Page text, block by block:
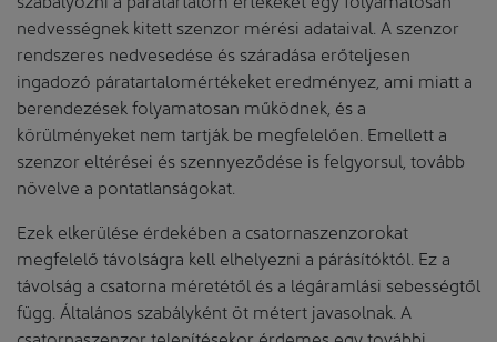
nedvességnek kitett szenzor mérési adataival. A szenzor
rendszeres nedvesedése és száradása erőteljesen
ingadozó páratartalomértékeket eredményez, ami miatt a
berendezések folyamatosan működnek, és a
körülményeket nem tartják be megfelelően. Emellett a
szenzor eltérései és szennyeződése is felgyorsul, tovább
növelve a pontatlanságokat.
Ezek elkerülése érdekében a csatornaszenzorokat
megfelelő távolságra kell elhelyezni a párásítóktól. Ez a
távolság a csatorna méretétől és a légáramlási sebességtől
függ. Általános szabályként öt métert javasolnak. A
csatornaszenzor telepítésekor érdemes egy további